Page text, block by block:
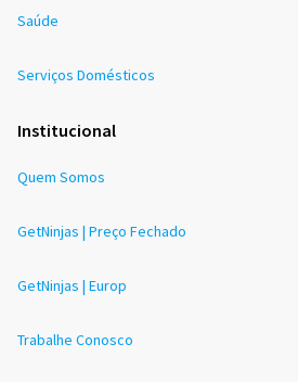
Saúde
Serviços Domésticos
Institucional
Quem Somos
GetNinjas | Preço Fechado
GetNinjas | Europ
Trabalhe Conosco